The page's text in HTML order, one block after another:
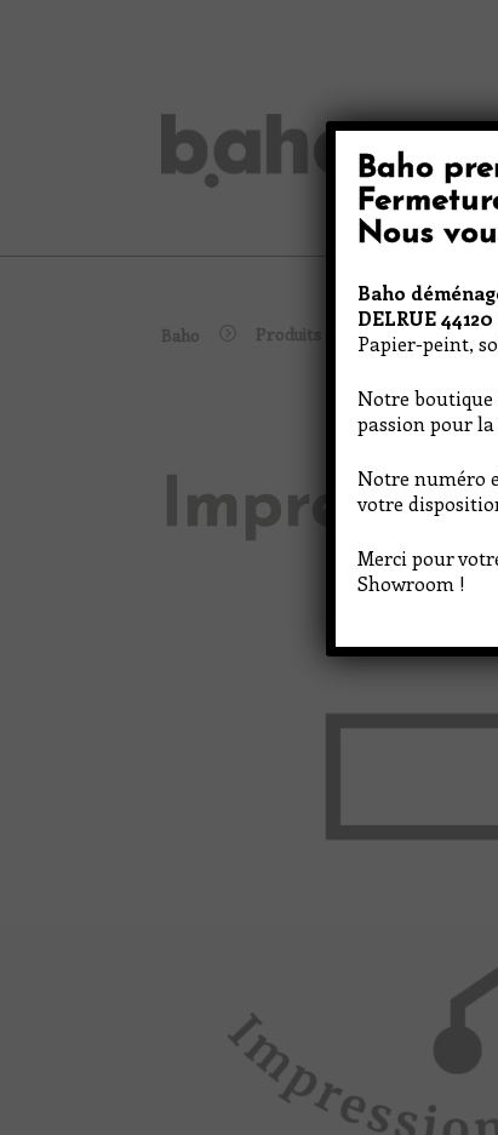
Baho Produits Impression
Baho
Nous
Baho
DELRUE
Papier-peint,
Notre boutique
passion pour
Notre numéro
votre
Merci pour
Showroom !